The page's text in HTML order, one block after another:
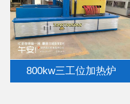
800kw三工位加热炉